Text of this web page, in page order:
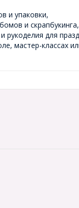
и упаковки,
и скрапбукинга,
рукоделия для
мастер-классах